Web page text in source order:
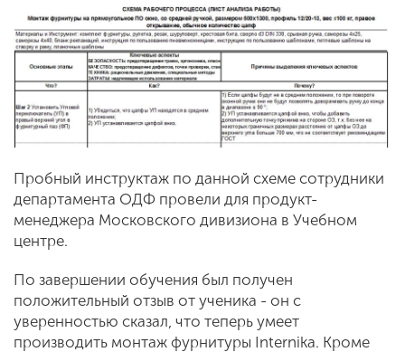
Пробный инструктаж по данной схеме сотрудники
департамента ОДФ провели для продукт-
менеджера Московского дивизиона в Учебном
центре.
По завершении обучения был получен
положительный отзыв от ученика - он с
уверенностью сказал, что теперь умеет
производить монтаж фурнитуры Internika. Кроме